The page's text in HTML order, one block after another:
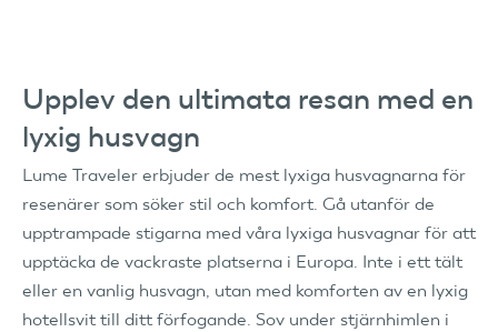
Upplev den ultimata resan med en
lyxig husvagn
Lume Traveler erbjuder de mest lyxiga husvagnarna för
resenärer som söker stil och komfort. Gå utanför de
upptrampade stigarna med våra lyxiga husvagnar för att
upptäcka de vackraste platserna i Europa. Inte i ett tält
eller en vanlig husvagn, utan med komforten av en lyxig
hotellsvit till ditt förfogande. Sov under stjärnhimlen i